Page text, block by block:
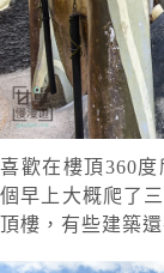
喜歡在樓頂360
個早上大概爬了
頂樓，有些建築